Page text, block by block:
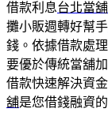
借款利息台北當舖
攤小販週轉好幫手
錢。依據借款處
要優於傳統當舖
借款快速解決資
舖是您借錢融資